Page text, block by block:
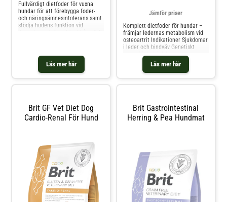
Läs mer här
Fullvärdigt dietfoder för vuxna
hundar för att förebygga foder-
och näringsämnesintolerans samt
stödja hudens funktion vid
utmärkt för känsliga hundar.
Innehåller varken kyckling
Läs mer här
Jämför priser
Komplett dietfoder för hundar –
främjar ledernas metabolism vid
osteoartrit Indikationer Sjukdomar
i leder och bindväv Genetiskt
anlag för ledsjukdomar
Övervikt/fetma Postortopedisk
konvalescens Ingredienser sill (30
%), kalkon (25 %), gröna ärtor (4
Brit GF Vet Diet Dog
Cardio-Renal För Hund
Brit Gastrointestinal
Herring & Pea Hundmat